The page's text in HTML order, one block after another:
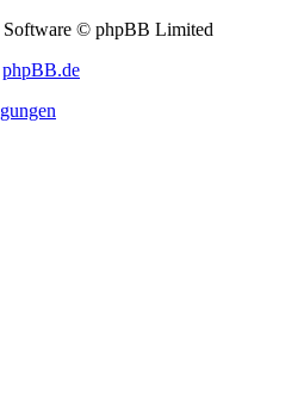
© phpBB Limited
phpBB.de